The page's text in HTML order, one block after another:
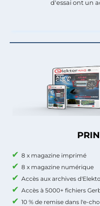
8 x magazine imprimé
8 x magazine numérique
Accès aux archives
Accès à 5000+ fichiers
10 % de remise dans l'e-
d'essai ont un